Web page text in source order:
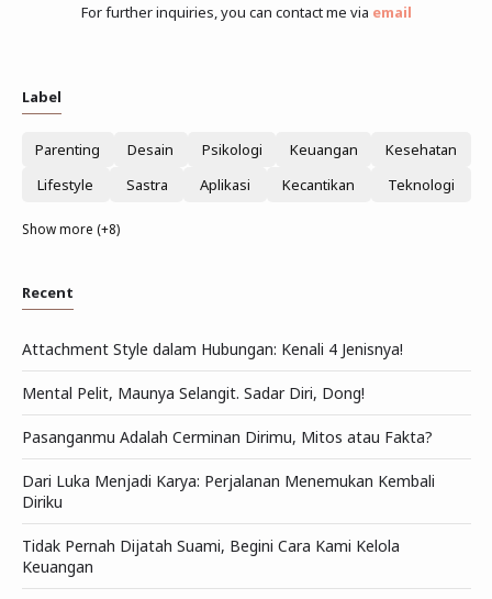
For further inquiries, you can contact me via email
Label
Parenting Desain Psikologi Keuangan
Kesehatan
Lifestyle
Sastra Aplikasi Kecantikan Teknologi
Show more (+8)
Recent
Attachment Style dalam Hubungan: Kenali 4 Jenisnya!
Mental Pelit, Maunya Selangit. Sadar Diri, Dong!
Pasanganmu Adalah Cerminan Dirimu, Mitos atau Fakta?
Dari Luka Menjadi Karya: Perjalanan Menemukan Kembali
Diriku
Tidak Pernah Dijatah Suami, Begini Cara Kami Kelola
Keuangan